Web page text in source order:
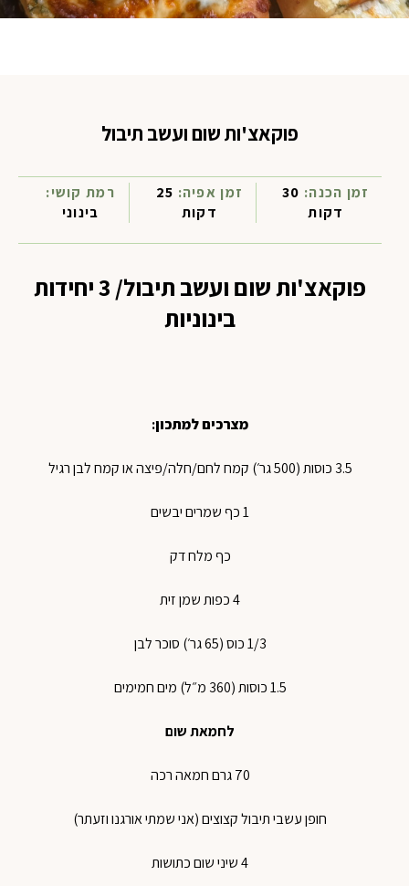
פוקאצ'ות שום ועשב תיבול
זמן הכנה: 30
דקות
זמן אפיה: 25
דקות
רמת קושי:
בינוני
פוקאצ'ות שום ועשב תיבול/ 3 יחידות
בינוניות
מצרכים למתכון:
3.5 כוסות (500 גר׳) קמח לחם/חלה/פיצה או קמח לבן רגיל
1 כף שמרים יבשים
כף מלח דק
4 כפות שמן זית
1/3 כוס (65 גר׳) סוכר לבן
1.5 כוסות (360 מ״ל) מים חמימים
לחמאת שום
70 גרם חמאה רכה
חופן עשבי תיבול קצוצים (אני שמתי אורגנו וזעתר)
4 שיני שום כתושות